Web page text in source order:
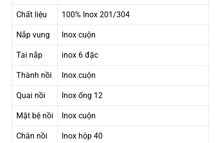
Chất liệu 100% Inox 201/304
Nắp vung Inox cuộn
Tai nắp inox 6 đặc
Thành nồi Inox cuộn
Quai nồi Inox ống 12
Mặt bệ nồi Inox cuộn
Chân nồi Inox hộp 40